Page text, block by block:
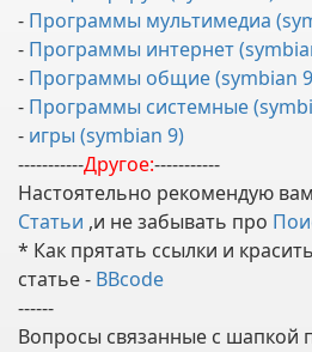
- Программы мультимедиа
- Программы интернет
- Программы общие (symbian
- Программы системные
- игры (symbian 9)
-----------Другое:-----------
Настоятельно рекомендую
Статьи ,и не забывать про
* Как прятать ссылки и
статье - BBcode
------
Вопросы связанные с шапкой